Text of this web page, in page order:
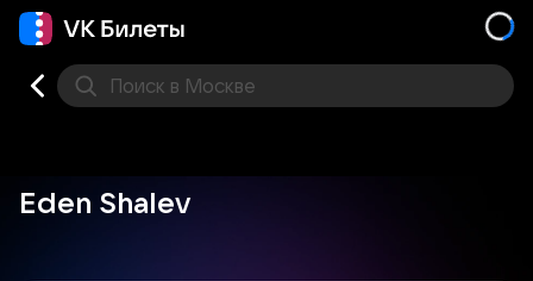
Поиск в Москве
Eden Shalev